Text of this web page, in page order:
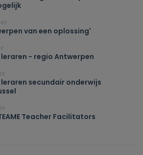
van een oplossing'
- regio Antwerpen
secundair onderwijs
Teacher Facilitators